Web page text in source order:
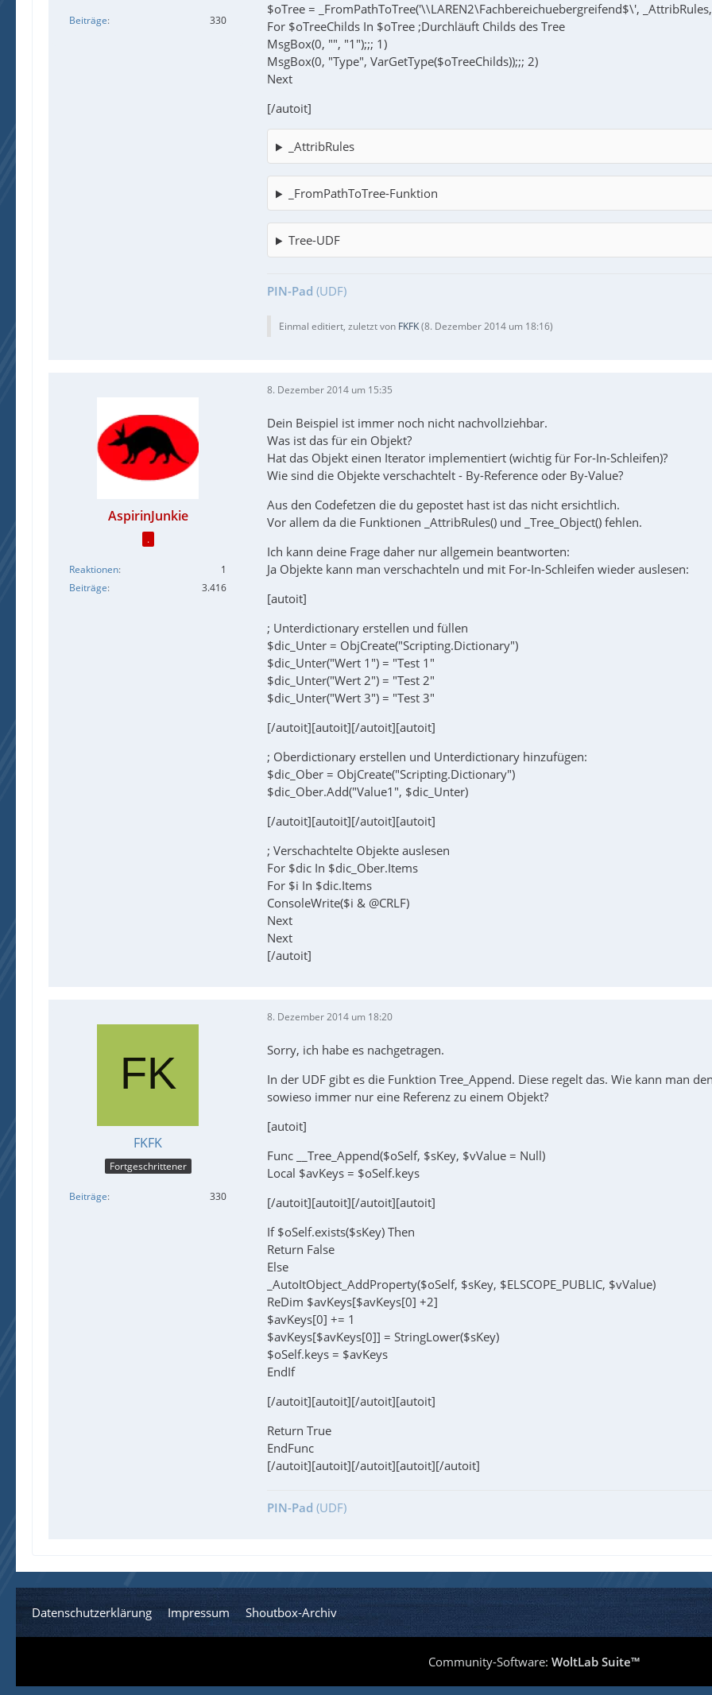
Beiträge 330
$oTree = _FromPathToTree('\\LAREN2\Fachbereichuebergreifend$\',
For $oTreeChilds In $oTree ;Durchläuft Childs des Tree
MsgBox(0, "", "1");;; 1)
MsgBox(0, "Type", VarGetType($oTreeChilds));;; 2)
Next
[/autoit]
_AttribRules
_FromPathToTree-Funktion
Tree-UDF
PIN-Pad (UDF)
Einmal editiert, zuletzt von FKFK(8. Dezember 2014 um 18:16)
AspirinJunkie
.
Reaktionen
1
Beiträge
3.416
8. Dezember 2014 um 15:35
Dein Beispiel ist immer noch nicht nachvollziehbar.
Was ist das für ein Objekt?
Hat das Objekt einen Iterator implementiert (wichtig für For-In-Schleifen)?
Wie sind die Objekte verschachtelt - By-Reference oder By-Value?
Aus den Codefetzen die du gepostet hast ist das nicht ersichtlich.
Vor allem da die Funktionen _AttribRules() und _Tree_Object() fehlen.
Ich kann deine Frage daher nur allgemein beantworten:
Ja Objekte kann man verschachteln und mit For-In-Schleifen wieder auslesen:
[autoit]
; Unterdictionary erstellen und füllen
$dic_Unter = ObjCreate("Scripting.Dictionary")
$dic_Unter("Wert 1") = "Test 1"
$dic_Unter("Wert 2") = "Test 2"
$dic_Unter("Wert 3") = "Test 3"
[/autoit][autoit][/autoit][autoit]
; Oberdictionary erstellen und Unterdictionary hinzufügen:
$dic_Ober = ObjCreate("Scripting.Dictionary")
$dic_Ober.Add("Value1", $dic_Unter)
[/autoit][autoit][/autoit][autoit]
; Verschachtelte Objekte auslesen
For $dic In $dic_Ober.Items
For $i In $dic.Items
ConsoleWrite($i & @CRLF)
Next
Next
[/autoit]
FKFK
Fortgeschrittener
Beiträge 330
8. Dezember 2014 um 18:20
Sorry, ich habe es nachgetragen.
In der UDF gibt es die Funktion Tree_Append. Diese regelt das. Wie kann man
sowieso immer nur eine Referenz zu einem Objekt?
[autoit]
Func __Tree_Append($oSelf, $sKey, $vValue = Null)
Local $avKeys = $oSelf.keys
[/autoit][autoit][/autoit][autoit]
If $oSelf.exists($sKey) Then
Return False
Else
_AutoItObject_AddProperty($oSelf, $sKey, $ELSCOPE_PUBLIC, $vValue)
ReDim $avKeys[$avKeys[0] +2]
$avKeys[0] += 1
$avKeys[$avKeys[0]] = StringLower($sKey)
$oSelf.keys = $avKeys
EndIf
[/autoit][autoit][/autoit][autoit]
Return True
EndFunc
[/autoit][autoit][/autoit][autoit][/autoit]
PIN-Pad (UDF)
Datenschutzerklärung Impressum Shoutbox-Archiv
Community-Software: WoltLab Suite™